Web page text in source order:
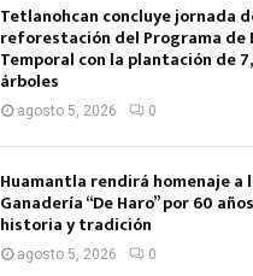
Tetlanohcan concluye jornada
reforestación del Programa de
Temporal con la plantación de
árboles
agosto 5, 2026 0
Huamantla rendirá homenaje a
Ganadería “De Haro” por 60
historia y tradición
agosto 5, 2026 0